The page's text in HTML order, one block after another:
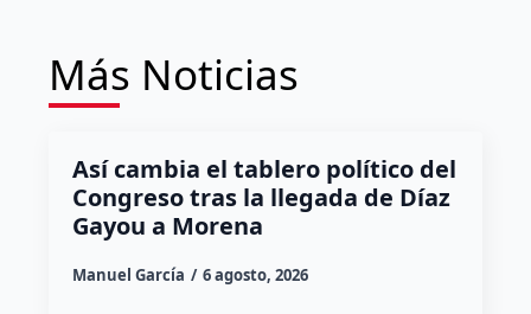
Más Noticias
Así cambia el tablero político del
Congreso tras la llegada de Díaz
Gayou a Morena
Manuel García 6 agosto, 2026